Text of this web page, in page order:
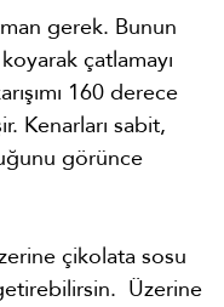
gerek. Bunun
çatlamayı
160 derece
Kenarları sabit,
görünce
çikolata sosu
Üzerine